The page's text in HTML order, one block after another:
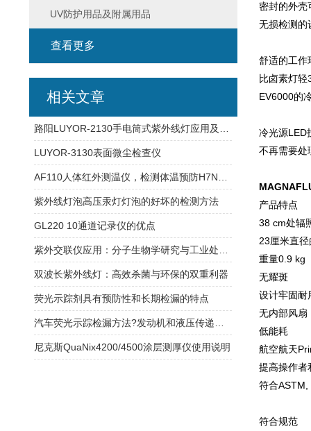
密封的外壳
无损检测的
舒适的工作
比卤素灯
EV6000的
冷光源LED
不再需要处
产品特点
38 cm处辐
23厘米直
重量0.9 kg
无耀斑
设计牢固耐
无内部风扇
低能耗
航空航天
提高操作者
符合ASTM,
符合规范
UV防护用品及附属用品
查看更多
相关文章
LUYOR-3130表面微尘检查仪
紫外线灯泡高压汞灯灯泡的好坏的检测方法
GL220 10通道记录仪的优点
双波长紫外线灯：高效杀菌与环保的双重利器
荧光示踪剂具有预防性和长期检漏的特点
尼克斯QuaNix4200/4500涂层测厚仪使用说明